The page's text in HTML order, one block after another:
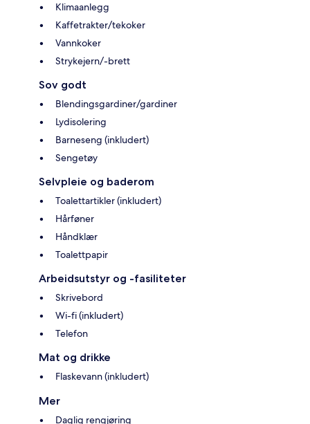
Klimaanlegg
Kaffetrakter/tekoker
Vannkoker
Strykejern/-brett
Sov godt
Blendingsgardiner/gardiner
Lydisolering
Barneseng (inkludert)
Sengetøy
Selvpleie og baderom
Toalettartikler (inkludert)
Hårføner
Håndklær
Toalettpapir
Arbeidsutstyr og -fasiliteter
Skrivebord
Wi-fi (inkludert)
Telefon
Mat og drikke
Flaskevann (inkludert)
Mer
Daglig rengjøring